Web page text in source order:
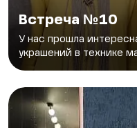
Встреча №10
У нас прошла
украшений в технике